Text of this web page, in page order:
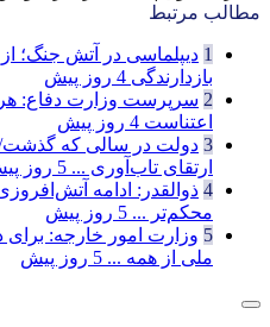
مطالب مرتبط
1 دیپلماسی در آتش جنگ؛
بازدارندگی 4 روز پیش
2 سرپرست وزارت دفاع: هر
اعتناست 4 روز پیش
3 دولت در سالی که گذشت/
ارتقای تاب‌آوری ... 5 روز پیش
4 ذوالقدر: ادامه
محکم‌تر ... 5 روز پیش
5 وزارت امور خارجه:
ملی از همه ... 5 روز پیش